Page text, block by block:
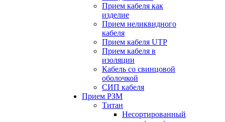
Прием кабеля как
изделие
Прием неликвидного
кабеля
Прием кабеля UTP
Прием кабеля в
изоляции
Кабель со свинцовой
оболочкой
СИП кабеля
Прием РЗМ
Титан
Несортированный